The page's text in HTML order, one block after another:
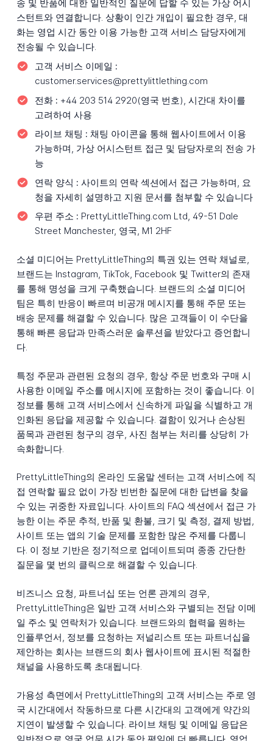
송 및 반품에 대한 일반적인 질문에 답할 수 있는 가상 어시
스턴트와 연결합니다. 상황이 인간 개입이 필요한 경우, 대
화는 영업 시간 동안 이용 가능한 고객 서비스 담당자에게
전송될 수 있습니다.
고객 서비스 이메일 :
customer.services@prettylittlething.com
전화 : +44 203 514 2920(영국 번호), 시간대 차이를
고려하여 사용
라이브 채팅 : 채팅 아이콘을 통해 웹사이트에서 이용
가능하며, 가상 어시스턴트 접근 및 담당자로의 전송 가
능
연락 양식 : 사이트의 연락 섹션에서 접근 가능하며, 요
청을 자세히 설명하고 지원 문서를 첨부할 수 있습니다
우편 주소 : PrettyLittleThing.com Ltd, 49-51 Dale
Street Manchester, 영국, M1 2HF
소셜 미디어는 PrettyLittleThing의 특권 있는 연락 채널로,
브랜드는 Instagram, TikTok, Facebook 및 Twitter의 존재
를 통해 명성을 크게 구축했습니다. 브랜드의 소셜 미디어
팀은 특히 반응이 빠르며 비공개 메시지를 통해 주문 또는
배송 문제를 해결할 수 있습니다. 많은 고객들이 이 수단을
통해 빠른 응답과 만족스러운 솔루션을 받았다고 증언합니
다.
특정 주문과 관련된 요청의 경우, 항상 주문 번호와 구매 시
사용한 이메일 주소를 메시지에 포함하는 것이 좋습니다. 이
정보를 통해 고객 서비스에서 신속하게 파일을 식별하고 개
인화된 응답을 제공할 수 있습니다. 결함이 있거나 손상된
품목과 관련된 청구의 경우, 사진 첨부는 처리를 상당히 가
속화합니다.
PrettyLittleThing의 온라인 도움말 센터는 고객 서비스에 직
접 연락할 필요 없이 가장 빈번한 질문에 대한 답변을 찾을
수 있는 귀중한 자료입니다. 사이트의 FAQ 섹션에서 접근 가
능한 이는 주문 추적, 반품 및 환불, 크기 및 측정, 결제 방법,
사이트 또는 앱의 기술 문제를 포함한 많은 주제를 다룹니
다. 이 정보 기반은 정기적으로 업데이트되며 종종 간단한
질문을 몇 번의 클릭으로 해결할 수 있습니다.
비즈니스 요청, 파트너십 또는 언론 관계의 경우,
PrettyLittleThing은 일반 고객 서비스와 구별되는 전담 이메
일 주소 및 연락처가 있습니다. 브랜드와의 협력을 원하는
인플루언서, 정보를 요청하는 저널리스트 또는 파트너십을
제안하는 회사는 브랜드의 회사 웹사이트에 표시된 적절한
채널을 사용하도록 초대됩니다.
가용성 측면에서 PrettyLittleThing의 고객 서비스는 주로 영
국 시간대에서 작동하므로 다른 시간대의 고객에게 약간의
지연이 발생할 수 있습니다. 라이브 채팅 및 이메일 응답은
일반적으로 영국 업무 시간 동안 평일에 더 빠릅니다. 영업